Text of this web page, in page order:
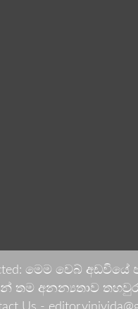
මෙම වෙබ්
තම අනන්‍යතාව